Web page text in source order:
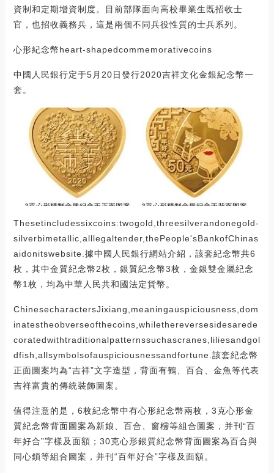
資制和定期增資制度。目前部隊面向高校畢業生既招收士
官，也招收義務兵，這是兩個不同兵役性質的士兵系列。
心形紀念幣heart-shapedcommemorativecoins
中國人民銀行定于5月20日發行2020吉祥文化金銀紀念幣一
套。
Thesetincludessixcoins:twogold,threesilverandonegold-
silverbimetallic,alllegaltender,thePeople'sBankofChinas
aidonitswebsite.據中國人民銀行網站介紹，該套紀念幣共6
枚，其中金質紀念幣2枚，銀質紀念幣3枚，金銀雙金屬紀念
幣1枚，均為中華人民共和國法定貨幣。
ChinesecharactersJixiang,meaningauspiciousness,dom
inatestheobverseofthecoins,whilethereversesidesarede
coratedwithtraditionalpatternssuchascranes,liliesandgol
dfish,allsymbolsofauspiciousnessandfortune.該套紀念幣
正面圖案均為“吉祥”文字造型，背面有鶴、百合、金魚等代表
吉祥富貴的傳統裝飾圖案。
值得注意的是，6枚紀念幣中有心形紀念幣兩枚，3克心形金
質紀念幣背面圖案為新娘、百合、窗欞等組合圖案，并刊“百
年好合”字樣及面額；30克心形銀質紀念幣背面圖案為百合與
同心鎖等組合圖案，并刊“百年好合”字樣及面額。